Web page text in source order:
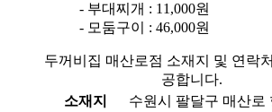
- 부대찌개 : 11,000원
- 모둠구이 : 46,000원
두꺼비집 매산로점 소재지 및 연락
공합니다.
소재지
수원시 팔달구 매산로